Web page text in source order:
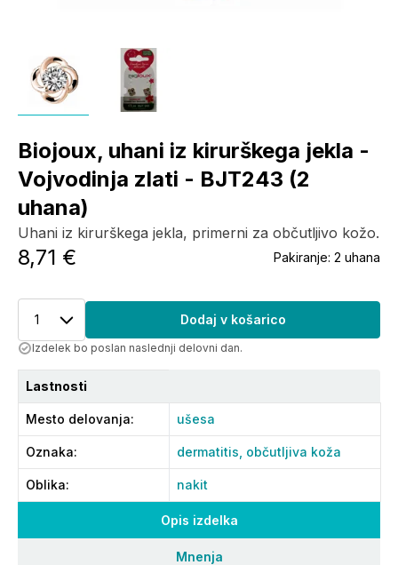
Opis izdelka
Mnenja
Biojoux, uhani iz kirurškega jekla -
Vojvodinja zlati - BJT243 (2
uhana)
Uhani iz kirurškega jekla, primerni za občutljivo kožo.
8,71 € Pakiranje: 2 uhana
1 Dodaj v košarico
Izdelek bo poslan naslednji delovni dan.
Lastnosti
Mesto delovanja: ušesa
Oznaka: dermatitis, občutljiva koža
Oblika: nakit